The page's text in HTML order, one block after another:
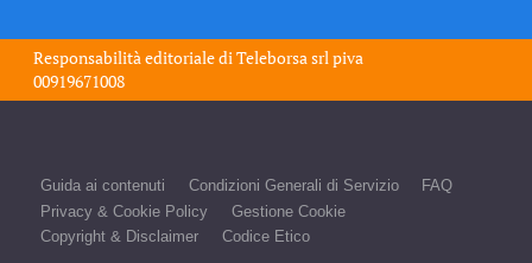
Responsabilità editoriale diTeleborsa srlpiva
00919671008
Guida ai contenuti Condizioni Generali di Servizio
FAQ
Privacy & Cookie Policy
Gestione Cookie
Copyright & Disclaimer
Codice Etico